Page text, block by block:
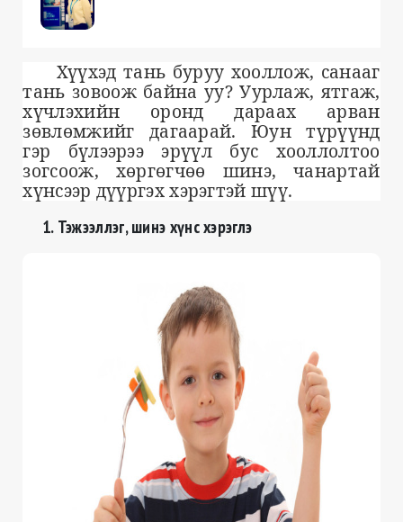
Хүүхэд тань буруу хооллож, санааг
тань зовоож байна уу? Уурлаж, ятгаж,
хүчлэхийн оронд дараах арван
зөвлөмжийг дагаарай. Юун түрүүнд
гэр бүлээрээ эрүүл бус хооллолтоо
зогсоож, хөргөгчөө шинэ, чанартай
хүнсээр дүүргэх хэрэгтэй шүү.
1. Тэжээллэг, шинэ хүнс хэрэглэ